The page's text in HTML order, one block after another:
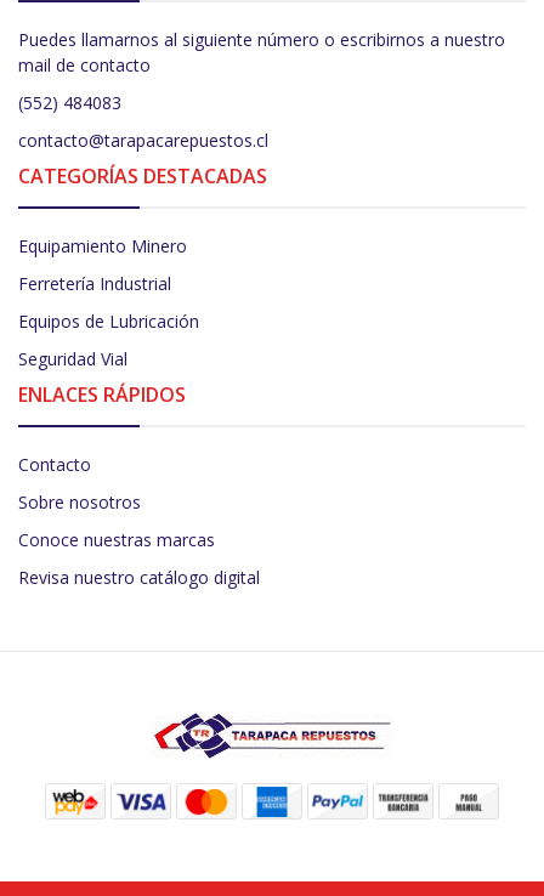
Puedes llamarnos al siguiente número o escribirnos a nuestro
mail de contacto
(552) 484083
contacto@tarapacarepuestos.cl
CATEGORÍAS DESTACADAS
Equipamiento Minero
Ferretería Industrial
Equipos de Lubricación
Seguridad Vial
ENLACES RÁPIDOS
Contacto
Sobre nosotros
Conoce nuestras marcas
Revisa nuestro catálogo digital